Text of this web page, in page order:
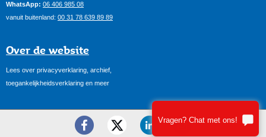
WhatsApp: 06 406 985 08
vanuit buitenland: 00 31 78 639 89 89
Over de website
Lees over privacyverklaring, archief,
toegankelijkheidsverklaring en meer